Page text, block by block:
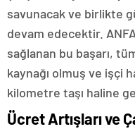
savunacak ve birlikte
devam edecektir.
sağlanan bu başarı,
kaynağı olmuş ve işçi
kilometre taşı haline
Ücret Artışları ve